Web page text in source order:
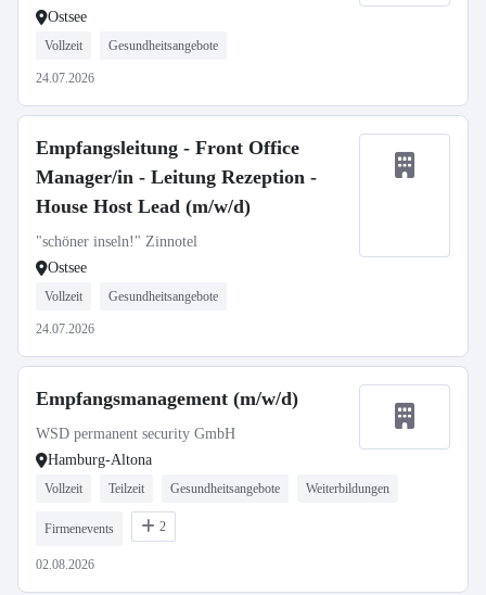
Ostsee
Vollzeit Gesundheitsangebote
24.07.2026
Empfangsleitung - Front Office
Manager/in - Leitung Rezeption -
House Host Lead (m/w/d)
"schöner inseln!" Zinnotel
Ostsee
Vollzeit Gesundheitsangebote
24.07.2026
Empfangsmanagement (m/w/d)
WSD permanent security GmbH
Hamburg-Altona
Vollzeit Teilzeit Gesundheitsangebote Weiterbildungen
Firmenevents 2
02.08.2026